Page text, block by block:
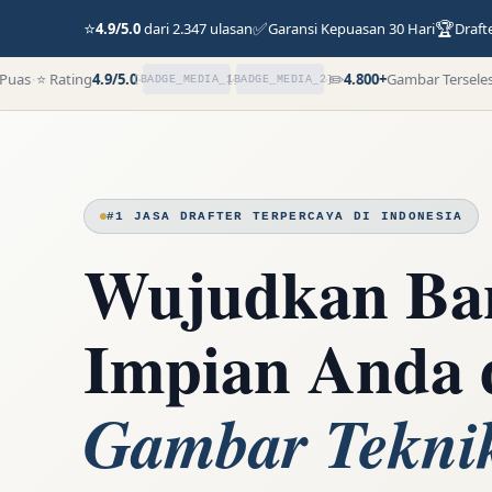
⭐4.9/5.0dari 2.347 ulasan✅Garansi Kepuasan 30 Hari🏆
·⭐ Rating4.9/5.0·
[BADGE_MEDIA_1]
·
[BADGE_MEDIA_2]
·✏️4.800+Gambar
#1 JASA DRAFTER TERPERCAYA DI INDONESIA
Wujudkan
Impian Anda
Gambar